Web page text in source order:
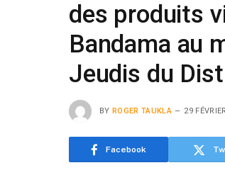
des produits
Bandama au
Jeudis du
BY ROGER TAUKLA 29
Facebook